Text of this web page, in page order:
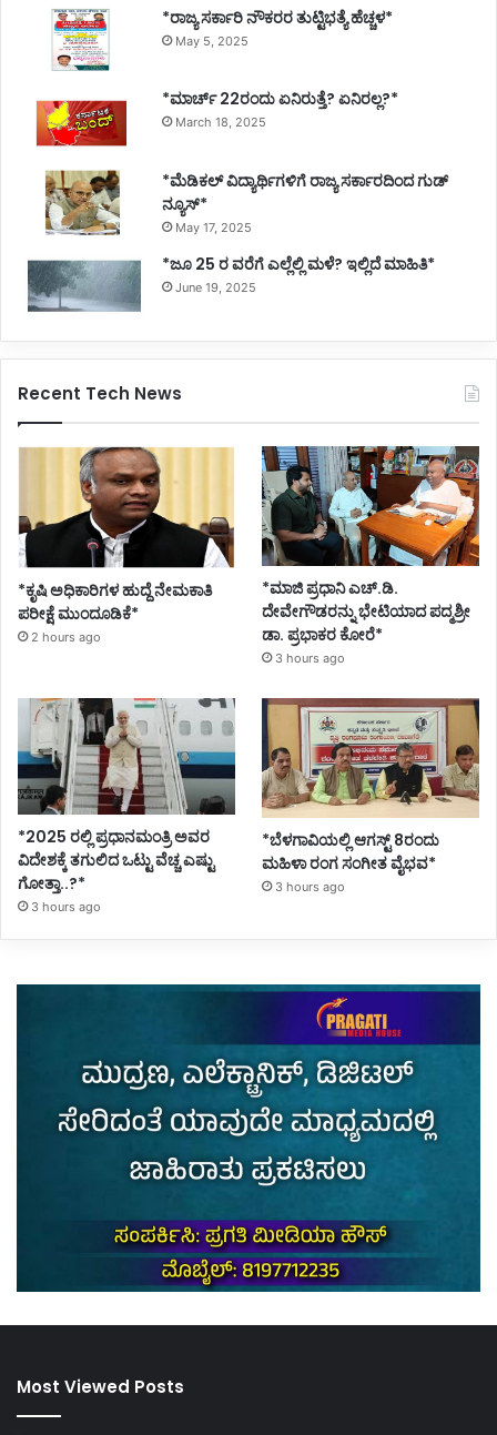
*ರಾಜ್ಯ ಸರ್ಕಾರಿ ನೌಕರರ ತುಟ್ಟಿಭತ್ಯೆ ಹೆಚ್ಚಳ*
May 5, 2025
*ಮಾರ್ಚ್ 22ರಂದು ಏನಿರುತ್ತೆ? ಏನಿರಲ್ಲ?*
March 18, 2025
*ಮೆಡಿಕಲ್ ವಿದ್ಯಾರ್ಥಿಗಳಿಗೆ ರಾಜ್ಯ ಸರ್ಕಾರದಿಂದ ಗುಡ್
ನ್ಯೂಸ್*
May 17, 2025
*ಜೂ 25 ರ ವರೆಗೆ ಎಲ್ಲೆಲ್ಲಿ ಮಳೆ? ಇಲ್ಲಿದೆ ಮಾಹಿತಿ*
June 19, 2025
Recent Tech News
*ಕೃಷಿ ಅಧಿಕಾರಿಗಳ ಹುದ್ದೆ ನೇಮಕಾತಿ
ಪರೀಕ್ಷೆ ಮುಂದೂಡಿಕೆ*
2 hours ago
*ಮಾಜಿ ಪ್ರಧಾನಿ ಎಚ್.ಡಿ.
ದೇವೇಗೌಡರನ್ನು ಭೇಟಿಯಾದ ಪದ್ಮಶ್ರೀ
ಡಾ. ಪ್ರಭಾಕರ ಕೋರೆ*
3 hours ago
*2025 ರಲ್ಲಿ ಪ್ರಧಾನಮಂತ್ರಿ ಅವರ
ವಿದೇಶಕ್ಕೆ ತಗುಲಿದ ಒಟ್ಟು ವೆಚ್ಚ ಎಷ್ಟು
ಗೋತ್ತಾ..?*
3 hours ago
*ಬೆಳಗಾವಿಯಲ್ಲಿ ಆಗಸ್ಟ್ 8ರಂದು
ಮಹಿಳಾ ರಂಗ ಸಂಗೀತ ವೈಭವ*
3 hours ago
Most Viewed Posts